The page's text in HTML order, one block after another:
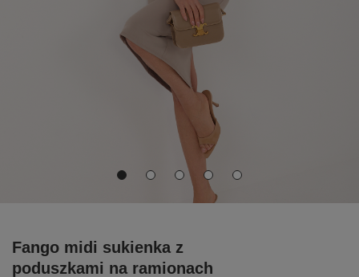
Fango midi sukienka z
poduszkami na ramionach